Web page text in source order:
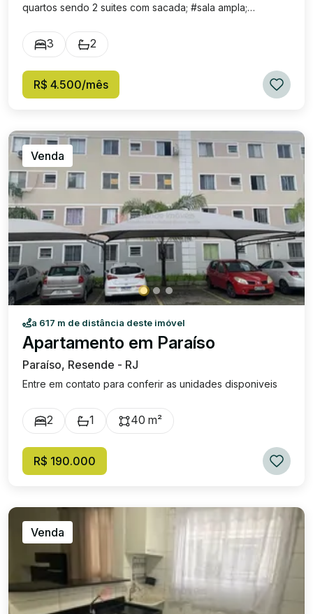
quartos sendo 2 suites com sacada; #sala ampla;
vaga de garagem. Excelente localização! Próximo de
diversos estabelecimentos comerciais, shopping pátio
Resende! APTO 603, TORRE 1. Valor aluguel : R$:
4.500,00, condomínio: R$ 850,00 (Aproximadamente),
3 2
R$ 4.500/mês
Venda
a 617 m de distância deste imóvel
Apartamento em Paraíso
Paraíso, Resende - RJ
Entre em contato para conferir as unidades disponiveis
2 1 40 m²
R$ 190.000
Venda